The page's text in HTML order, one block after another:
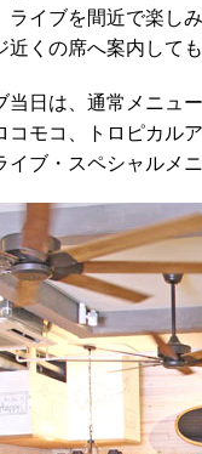
ライブを間近で楽し
くの席へ案内しても
当日は、通常メニュ
コモコ、トロピカル
ブ・スペシャルメ